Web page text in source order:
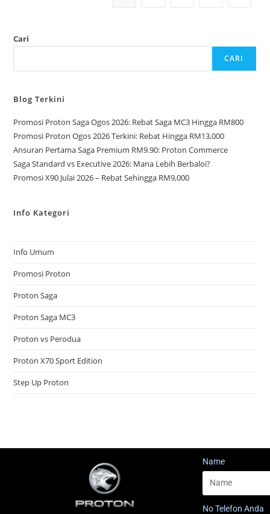
Cari
CARI
Blog Terkini
Promosi Proton Saga Ogos 2026: Rebat Saga MC3 Hingga RM800
Promosi Proton Ogos 2026 Terkini: Rebat Hingga RM13,000
Ansuran Pertama Saga Premium RM9.90: Proton Commerce
Saga Standard vs Executive 2026: Mana Lebih Berbaloi?
Promosi X90 Julai 2026 – Rebat Sehingga RM9,000
Info Kategori
Info Umum
Promosi Proton
Proton Saga
Proton Saga MC3
Proton vs Perodua
Proton X70 Sport Edition
Step Up Proton
Name
No Telefon Anda